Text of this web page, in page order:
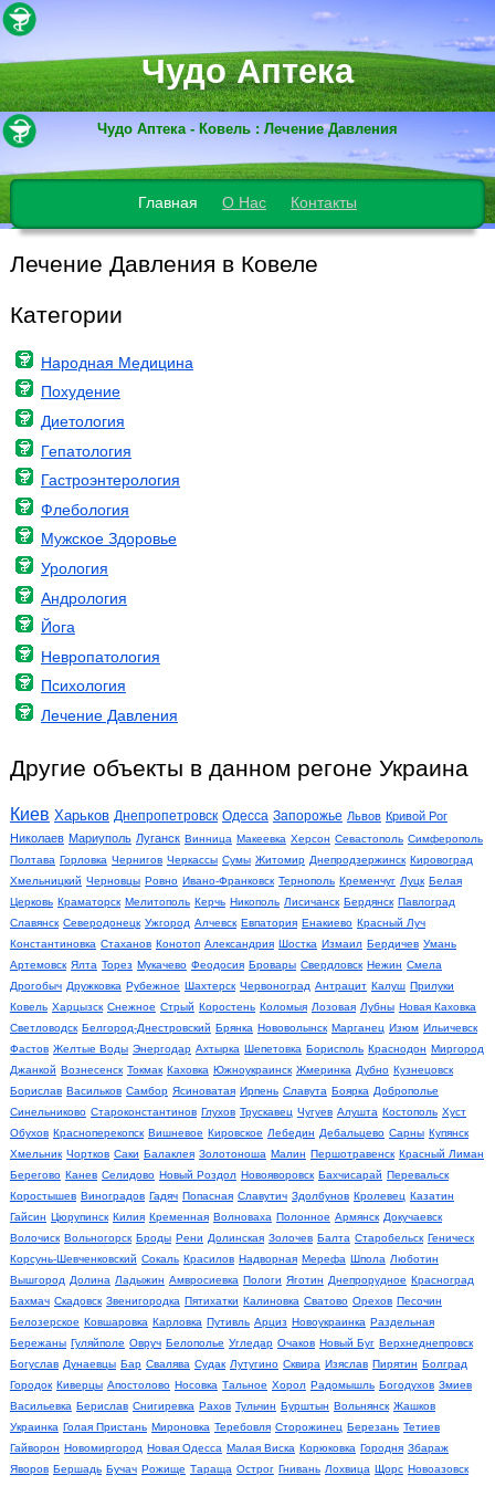
Чудо Аптека
Чудо Аптека - Ковель : Лечение Давления
Главная О Нас Контакты
Лечение Давления в Ковеле
Категории
Народная Медицина
Похудение
Диетология
Гепатология
Гастроэнтерология
Флебология
Мужское Здоровье
Урология
Андрология
Йога
Невропатология
Психология
Лечение Давления
Другие объекты в данном регоне Украина
Киев Харьков Днепропетровск Одесса Запорожье Львов Кривой Рог
Николаев Мариуполь Луганск Винница Макеевка Херсон Севастополь Симферополь
Полтава Горловка Чернигов Черкассы Сумы Житомир Днепродзержинск Кировоград
Хмельницкий Черновцы Ровно Ивано-Франковск Тернополь Кременчуг Луцк Белая
Церковь Краматорск Мелитополь Керчь Никополь Лисичанск Бердянск Павлоград
Славянск Северодонецк Ужгород Алчевск Евпатория Енакиево Красный Луч
Константиновка Стаханов Конотоп Александрия Шостка Измаил Бердичев Умань
Артемовск Ялта Торез Мукачево Феодосия Бровары Свердловск Нежин Смела
Дрогобыч Дружковка Рубежное Шахтерск Червоноград Антрацит Калуш Прилуки
Ковель Харцызск Снежное Стрый Коростень Коломыя Лозовая Лубны Новая Каховка
Светловодск Белгород-Днестровский Брянка Нововолынск Марганец Изюм Ильичевск
Фастов Желтые Воды Энергодар Ахтырка Шепетовка Борисполь Краснодон Миргород
Джанкой Вознесенск Токмак Каховка Южноукраинск Жмеринка Дубно Кузнецовск
Борислав Васильков Самбор Ясиноватая Ирпень Славута Боярка Доброполье
Синельниково Староконстантинов Глухов Трускавец Чугуев Алушта Костополь Хуст
Обухов Красноперекопск Вишневое Кировское Лебедин Дебальцево Сарны Купянск
Хмельник Чортков Саки Балаклея Золотоноша Малин Першотравенск Красный Лиман
Берегово Канев Селидово Новый Роздол Новояворовск Бахчисарай Перевальск
Коростышев Виноградов Гадяч Попасная Славутич Здолбунов Кролевец Казатин
Гайсин Цюрупинск Килия Кременная Волноваха Полонное Армянск Докучаевск
Волочиск Вольногорск Броды Рени Долинская Золочев Балта Старобельск Геническ
Корсунь-Шевченковский Сокаль Красилов Надворная Мерефа Шпола Люботин
Вышгород Долина Ладыжин Амвросиевка Пологи Яготин Днепрорудное Красноград
Бахмач Скадовск Звенигородка Пятихатки Калиновка Сватово Орехов Песочин
Белозерское Ковшаровка Карловка Путивль Арциз Новоукраинка Раздельная
Бережаны Гуляйполе Овруч Белополье Угледар Очаков Новый Буг Верхнеднепровск
Богуслав Дунаевцы Бар Свалява Судак Лутугино Сквира Изяслав Пирятин Болград
Городок Киверцы Апостолово Носовка Тальное Хорол Радомышль Богодухов Змиев
Васильевка Берислав Снигиревка Рахов Тульчин Бурштын Вольнянск Жашков
Украинка Голая Пристань Мироновка Теребовля Сторожинец Березань Тетиев
Гайворон Новомиргород Новая Одесса Малая Виска Корюковка Городня Збараж
Яворов Бершадь Бучач Рожище Тараща Острог Гнивань Лохвица Щорс Новоазовск